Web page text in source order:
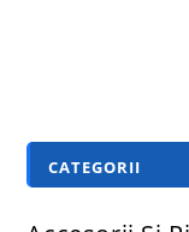
CATEGORII